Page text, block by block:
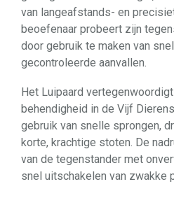
van langeafstands- en
beoefenaar probeert zijn
door gebruik te maken van
gecontroleerde aanvallen.
Het Luipaard
behendigheid in de Vijf
gebruik van snelle sprongen,
korte, krachtige stoten. De
van de tegenstander met
snel uitschakelen van zwakke